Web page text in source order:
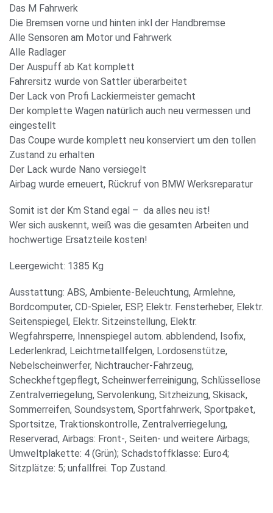
Das M Fahrwerk
Die Bremsen vorne und hinten inkl der Handbremse
Alle Sensoren am Motor und Fahrwerk
Alle Radlager
Der Auspuff ab Kat komplett
Fahrersitz wurde von Sattler überarbeitet
Der Lack von Profi Lackiermeister gemacht
Der komplette Wagen natürlich auch neu vermessen und
eingestellt
Das Coupe wurde komplett neu konserviert um den tollen
Zustand zu erhalten
Der Lack wurde Nano versiegelt
Airbag wurde erneuert, Rückruf von BMW Werksreparatur
Somit ist der Km Stand egal – da alles neu ist!
Wer sich auskennt, weiß was die gesamten Arbeiten und
hochwertige Ersatzteile kosten!
Leergewicht: 1385 Kg
Ausstattung: ABS, Ambiente-Beleuchtung, Armlehne,
Bordcomputer, CD-Spieler, ESP, Elektr. Fensterheber, Elektr.
Seitenspiegel, Elektr. Sitzeinstellung, Elektr.
Wegfahrsperre, Innenspiegel autom. abblendend, Isofix,
Lederlenkrad, Leichtmetallfelgen, Lordosenstütze,
Nebelscheinwerfer, Nichtraucher-Fahrzeug,
Scheckheftgepflegt, Scheinwerferreinigung, Schlüssellose
Zentralverriegelung, Servolenkung, Sitzheizung, Skisack,
Sommerreifen, Soundsystem, Sportfahrwerk, Sportpaket,
Sportsitze, Traktionskontrolle, Zentralverriegelung,
Reserverad, Airbags: Front-, Seiten- und weitere Airbags;
Umweltplakette: 4 (Grün); Schadstoffklasse: Euro4;
Sitzplätze: 5; unfallfrei. Top Zustand.